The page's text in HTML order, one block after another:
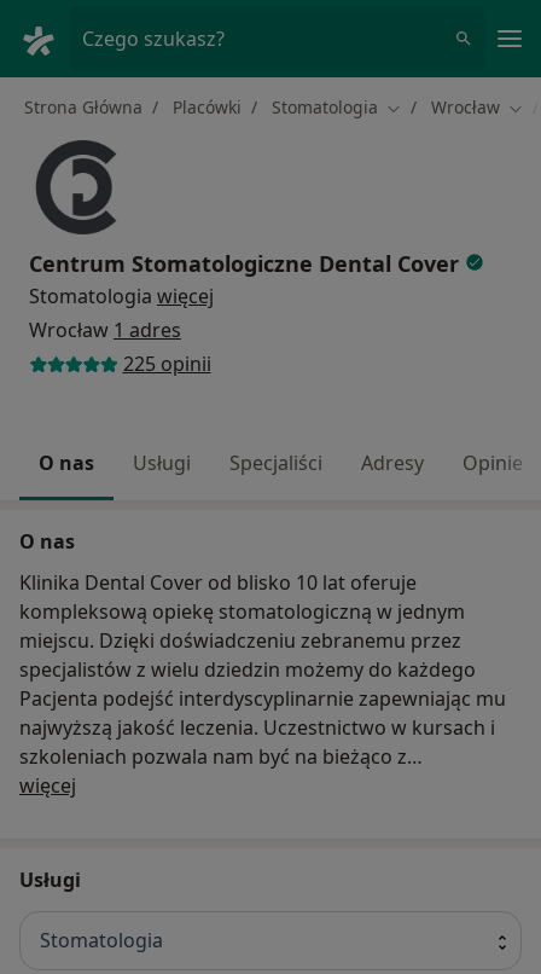
Czego szukasz?
Strona Główna Placówki Stomatologia Zmień miasto
Wrocław
Centrum Stomatologiczne Dental Cover
Stomatologia więcej
Wrocław 1 adres
225 opinii
O nas Usługi Specjaliści Adresy Opinie
O nas
Klinika Dental Cover od blisko 10 lat oferuje
kompleksową opiekę stomatologiczną w jednym
miejscu. Dzięki doświadczeniu zebranemu przez
specjalistów z wielu dziedzin możemy do każdego
Pacjenta podejść interdyscyplinarnie zapewniając mu
najwyższą jakość leczenia. Uczestnictwo w kursach i
szkoleniach pozwala nam być na bieżąco z
najnowszymi metodami i technikami leczenia oraz
Pacjentom możliwie najkrótszy i najbardziej
stomatologicznego bez bólu i stresu. Proces
diagnostyczny jest wspierany przez naszą Pracownię
więcej
Usługi
Stomatologia